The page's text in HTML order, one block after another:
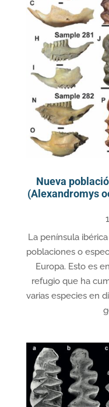
Nueva
(Alexandromys
La península
poblaciones o
Europa. Esto es
refugio que ha
varias especies en